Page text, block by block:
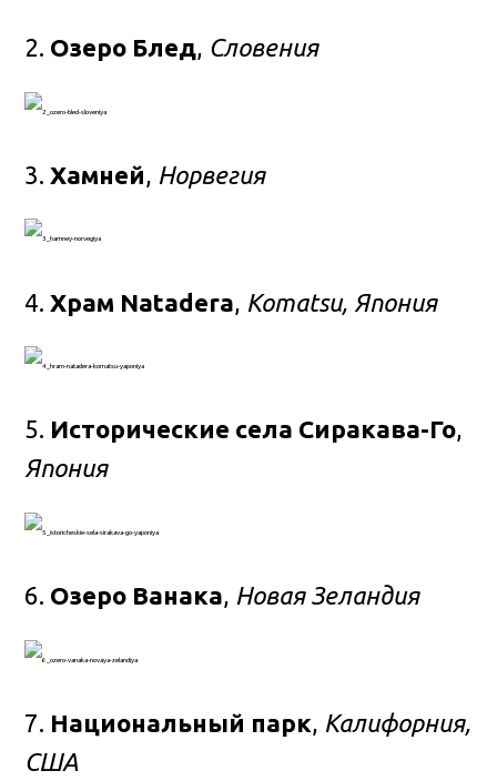
2. Озеро Блед, Словения
3.Хамней, Норвегия
4.Храм Natadera, Komatsu, Япония
5. Исторические села Сиракава-Го,
Япония
6. Озеро Ванака, Новая Зеландия
7. Национальный парк, Калифорния,
США